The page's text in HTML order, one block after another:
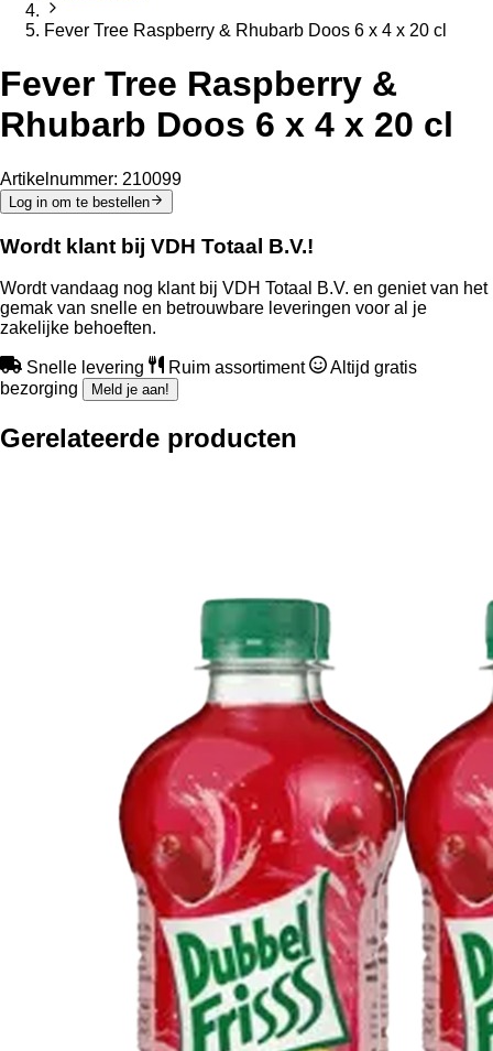
Fever Tree Raspberry & Rhubarb Doos 6 x 4 x 20 cl
Fever Tree Raspberry &
Rhubarb Doos 6 x 4 x 20 cl
Artikelnummer: 210099
Log in om te bestellen
Wordt klant bij VDH Totaal B.V.!
Wordt vandaag nog klant bij VDH Totaal B.V. en geniet van het
gemak van snelle en betrouwbare leveringen voor al je
zakelijke behoeften.
Snelle levering Ruim assortiment
Altijd gratis
bezorging
Meld je aan!
Gerelateerde producten